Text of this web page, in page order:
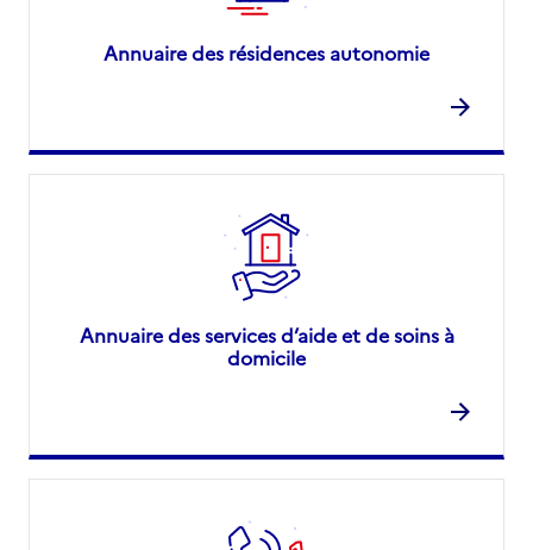
Annuaire des résidences autonomie
Annuaire des services d’aide et de soins à
domicile